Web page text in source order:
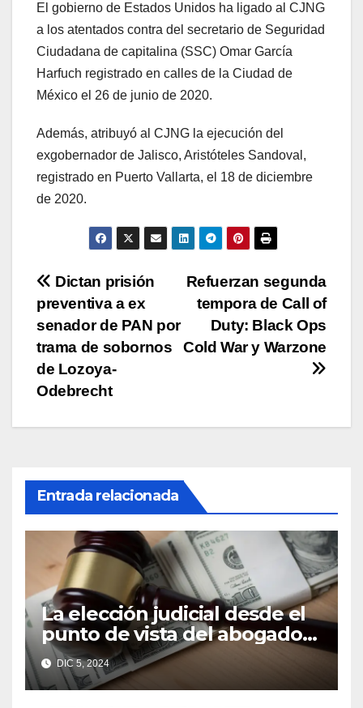
El gobierno de Estados Unidos ha ligado al CJNG
a los atentados contra del secretario de Seguridad
Ciudadana de capitalina (SSC) Omar García
Harfuch registrado en calles de la Ciudad de
México el 26 de junio de 2020.
Además, atribuyó al CJNG la ejecución del
exgobernador de Jalisco, Aristóteles Sandoval,
registrado en Puerto Vallarta, el 18 de diciembre
de 2020.
Navegación
de
entradas
Refuerzan segunda
tempora de Call of
Duty: Black Ops
Cold War y Warzone
Dictan prisión
preventiva a ex
senador de PAN por
trama de sobornos
de Lozoya-
Odebrecht
Entrada relacionada
La elección judicial desde el
punto de vista del abogado
Edgar Galindo Macedo
DIC 5, 2024